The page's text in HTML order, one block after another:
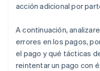
Solución: análisis
Desafío: incorporación
métodos de pago
Solución: arquitectura
acción adicional por
A continuación,
errores en los pagos,
el pago y qué tácticas
reintentar un pago con